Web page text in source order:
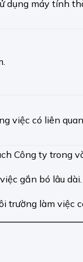
dụng máy tính
việc có liên quan
Công ty trong
gắn bó lâu dài.
trường làm việc